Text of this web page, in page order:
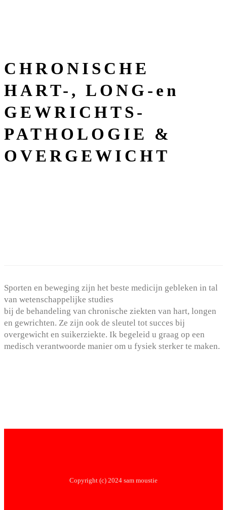
CHRONISCHE
HART-, LONG-en
GEWRICHTS-
PATHOLOGIE &
OVERGEWICHT
Sporten en beweging zijn het beste medicijn gebleken in tal
van wetenschappelijke studies
bij de behandeling van chronische ziekten van hart, longen
en gewrichten. Ze zijn ook de sleutel tot succes bij
overgewicht en suikerziekte. Ik begeleid u graag op een
medisch verantwoorde manier om u fysiek sterker te maken.
Copyright (c) 2024 sam moustie